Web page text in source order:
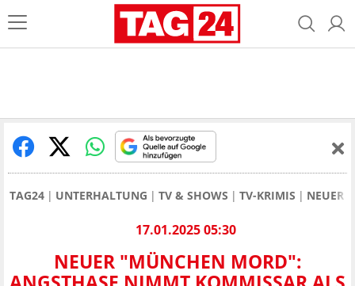
TAG24 UNTERHALTUNG TV & SHOWS TV-KRIMIS NEUER
17.01.2025 05:30
NEUER "MÜNCHEN MORD":